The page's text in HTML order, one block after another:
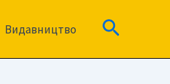
Видавництво Пошук